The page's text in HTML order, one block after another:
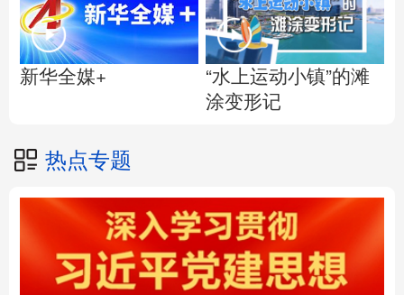
新华全媒+
“水上运动小镇”的滩
涂变形记
热点专题